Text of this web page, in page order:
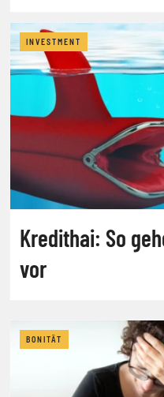
INVESTMENT
Kredithai: So
vor
BONITÄT